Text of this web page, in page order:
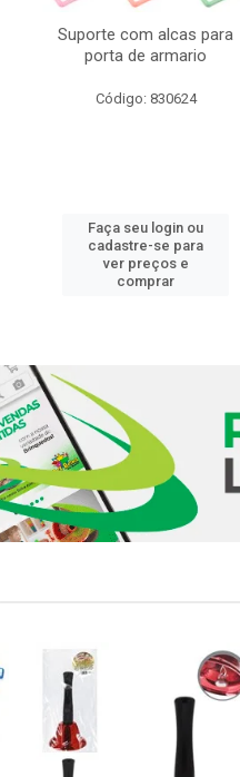
Suporte com alcas para
porta de armario
Código: 830624
Faça seu login ou
cadastre-se para
ver preços e
comprar